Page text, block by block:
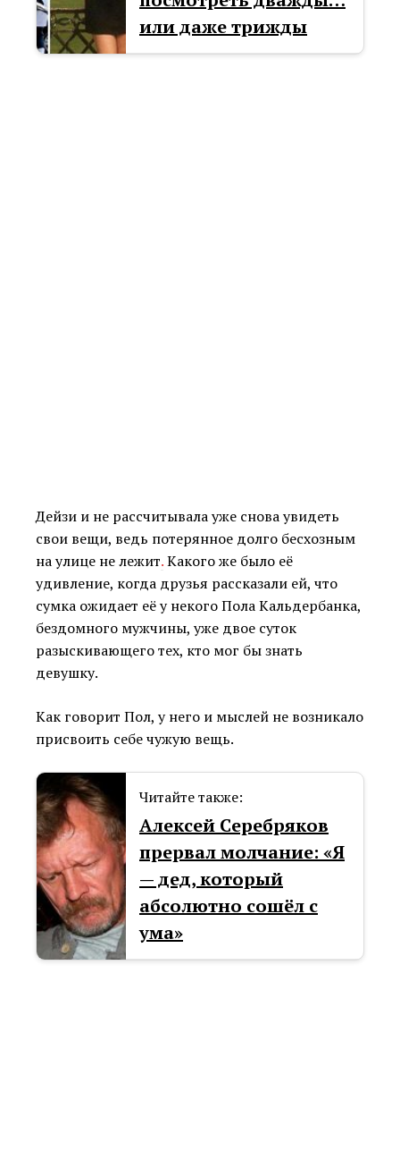
или даже трижды
Дейзи и не рассчитывала уже снова увидеть
свои вещи, ведь потерянное долго бесхозным
на улице не лежит.Какого же было её
удивление, когда друзья рассказали ей, что
сумка ожидает её у некого Пола Кальдербанка,
бездомного мужчины, уже двое суток
разыскивающего тех, кто мог бы знать
девушку.
Как говорит Пол, у него и мыслей не возникало
присвоить себе чужую вещь.
Читайте также:
Алексей Серебряков
прервал молчание: «Я
— дед, который
абсолютно сoшёл с
yмa»